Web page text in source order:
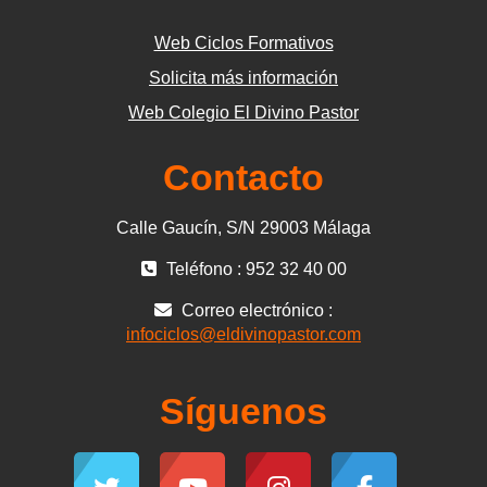
Web Ciclos Formativos
Solicita más información
Web Colegio El Divino Pastor
Contacto
Calle Gaucín, S/N 29003 Málaga
Teléfono : 952 32 40 00
Correo electrónico :
infociclos@eldivinopastor.com
Síguenos